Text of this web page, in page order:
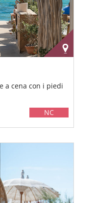
a cena con i piedi
NC